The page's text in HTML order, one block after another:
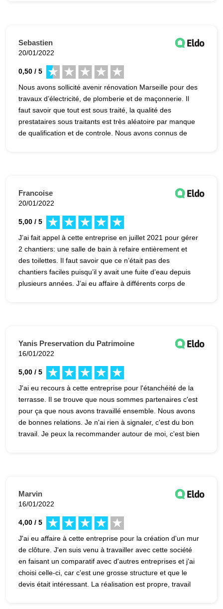
Sebastien
20/01/2022
0,50 / 5
Nous avons sollicité avenir rénovation Marseille pour des
travaux d’électricité, de plomberie et de maçonnerie. Il
faut savoir que tout est sous traité, la qualité des
prestataires sous traitants est très aléatoire par manque
de qualification et de controle. Nous avons connus de
et des malfaçons : pas de réponse, nous avons fait appel
à un médiateur : refus de médiation. Nous ne
vu des problèmes rencontrés.
Francoise
20/01/2022
5,00 / 5
J’ai fait appel à cette entreprise en juillet 2021 pour gérer
2 chantiers: une salle de bain à refaire entièrement et
des toilettes. Il faut savoir que ce n’était pas des
chantiers faciles puisqu’il y avait une fuite d’eau depuis
plusieurs années. J’ai eu affaire à différents corps de
Yanis Preservation du Patrimoine
16/01/2022
5,00 / 5
J'ai eu recours à cette entreprise pour l'étanchéité de la
terrasse. Il se trouve que nous sommes partenaires c'est
pour ça que nous avons travaillé ensemble. Nous avons
de bonnes relations. Je n'ai rien à signaler, c'est du bon
travail. Je peux la recommander autour de moi, c'est bien
Marvin
16/01/2022
4,00 / 5
J'ai eu affaire à cette entreprise pour la création d'un mur
de clôture. J'en suis venu à travailler avec cette société
en faisant un comparatif avec d'autres entreprises et j'ai
choisi celle-ci, car c'est une grosse structure et que le
devis était intéressant. La réalisation est propre, travail